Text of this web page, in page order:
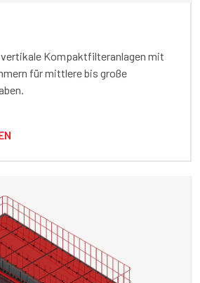
vertikale Kompaktfilteranlagen mit
für mittlere bis große